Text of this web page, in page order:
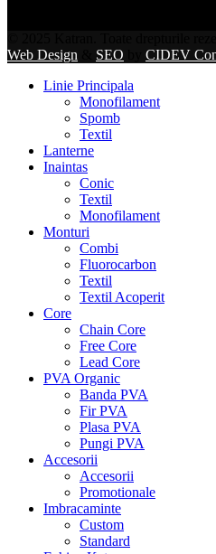
Web Design
SEO
CIDEV
Linie Principala
Monofilament
Spomb
Textil
Lanterne
Inaintas
Conic
Textil
Monofilament
Monturi
Combi
Fluorocarbon
Textil
Textil Acoperit
Core
Chain Core
Free Core
Lead Core
PVA Organic
Banda PVA
Fir PVA
Plasa PVA
Pungi PVA
Accesorii
Accesorii
Promotionale
Imbracaminte
Custom
Standard